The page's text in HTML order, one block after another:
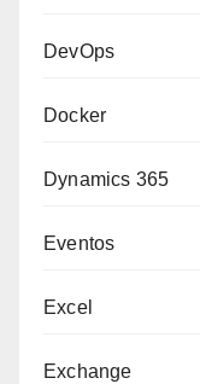
DevOps
Docker
Dynamics 365
Eventos
Excel
Exchange